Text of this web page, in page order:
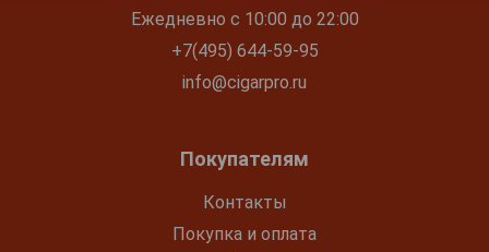
Ежедневно с 10:00 до 22:00
+7(495) 644-59-95
info@cigarpro.ru
Покупателям
Контакты
Покупка и оплата